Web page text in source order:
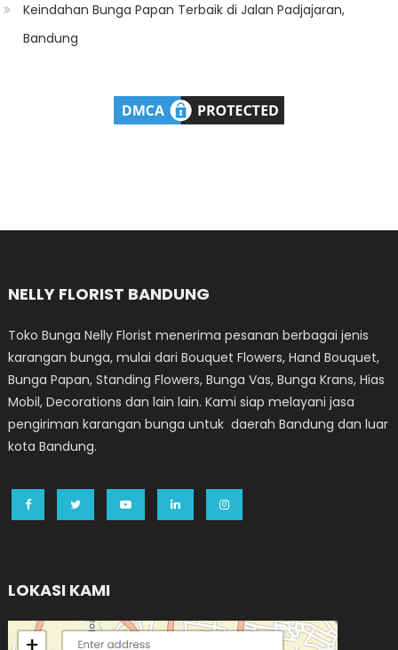
Keindahan Bunga Papan Terbaik di Jalan Padjajaran,
Bandung
NELLY FLORIST BANDUNG
Toko Bunga Nelly Florist menerima pesanan berbagai jenis
karangan bunga, mulai dari Bouquet Flowers, Hand Bouquet,
Bunga Papan, Standing Flowers, Bunga Vas, Bunga Krans, Hias
Mobil, Decorations dan lain lain. Kami siap melayani jasa
pengiriman karangan bunga untuk daerah Bandung dan luar
kota Bandung.
LOKASI KAMI